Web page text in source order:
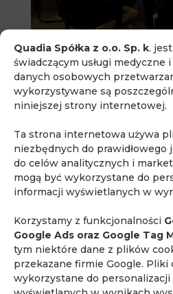
Quadia Spółka z o.o. Sp. k.
świadczącym usługi medyczne
danych osobowych
wykorzystywane są
niniejszej strony internetowej.
Ta strona internetowa używa
niezbędnych do prawidłowego
do celów analitycznych i
mogą być wykorzystane do
informacji wyświetlanych w
Korzystamy z funkcjonalności
Google Ads oraz Google Tag
tym niektóre dane z plików
przekazane firmie Google. Pliki
wykorzystane do
lek. med. Piotr Korzeń
71. edycja kursu „Podstawy
magnetycznego i mpMRI
dla klinicystów”